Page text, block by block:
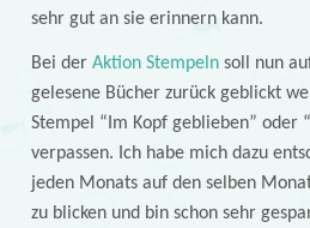
sehr gut an sie erinnern kann.
Bei der Aktion Stempelnsoll nun
gelesene Bücher zurück geblickt
Stempel “Im Kopf geblieben” oder
verpassen. Ich habe mich dazu
jeden Monats auf den selben
zu blicken und bin schon sehr